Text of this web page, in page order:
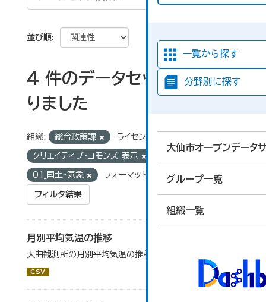
一覧から探す
分野別に探す
大仙市オープンデータ
グループ一覧
組織一覧
並び順
4 件のデータセットが見つか
りました
組織: 総合政策課 ライセンス:
クリエイティブ・コモンズ 表示
01_国土・気象 フォーマット: CSV
フィルタ結果
月別平均気温の推移
大曲観測所の月別平均気温の推移一覧です。
CSV